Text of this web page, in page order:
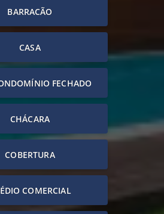
BARRACÃO
CASA
FECHADO
CHÁCARA
COBERTURA
COMERCIAL